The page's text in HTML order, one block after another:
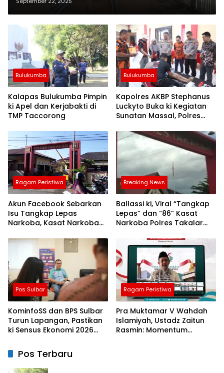
Bulukumba
Kalapas Bulukumba Pimpin
ki Apel dan Kerjabakti di
TMP Taccorong
Bulukumba
Kapolres AKBP Stephanus
Luckyto Buka ki Kegiatan
Sunatan Massal, Polres
dengan Pemuda Pancasila
Ragam Peristiwa
Akun Facebook Sebarkan
Isu Tangkap Lepas
Narkoba, Kasat Narkoba
dan Fitnah
Breaking News
Ballassi ki, Viral “Tangkap
Lepas” dan “86” Kasat
Narkoba Polres Takalar
Pos Sulbar
KominfoSS dan BPS Sulbar
Turun Lapangan, Pastikan
ki Sensus Ekonomi 2026
Akurat
Ragam Peristiwa
Pra Muktamar V Wahdah
Islamiyah, Ustadz Zaitun
Rasmin: Momentum
Pos Terbaru